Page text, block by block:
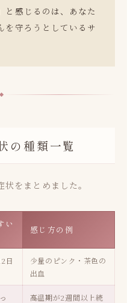
と感じるのは、あなた
を守ろうとしているサ
の種類一覧
をまとめました。
い
感じ方の例
日
少量のピンク・茶色の
出血
高温期が2週間以上続